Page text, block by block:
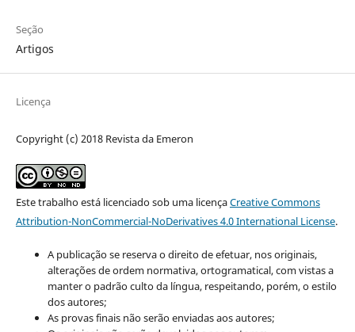
Seção
Artigos
Licença
Copyright (c) 2018 Revista da Emeron
Este trabalho está licenciado sob uma licençaCreative Commons
Attribution-NonCommercial-NoDerivatives 4.0 International License.
A publicação se reserva o direito de efetuar, nos originais,
alterações de ordem normativa, ortogramatical, com vistas a
manter o padrão culto da língua, respeitando, porém, o estilo
dos autores;
As provas finais não serão enviadas aos autores;